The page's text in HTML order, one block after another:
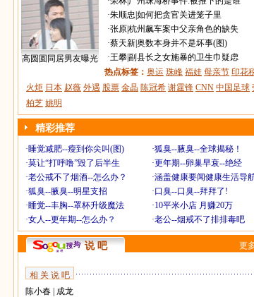
高圆圆同居男友曝光
·朱顺忠 如何把贪官关进笼子里
·张原|杭州飙车案中父亲角色的缺失
·蔡天新|奥数本身并不是坏事(图)
·王攀|副县长之女施暴的卫生巾疑虑
热点标签： 奥运 珠峰 福娃 母亲节 印花
火炬 日本 赵薇 外遇 股票 金晶 陈冠希 谢霆锋 CNN 中国足球
柏芝 姚明
精彩推荐
·睡觉减肥--瘦到你尖叫(图) ·狐臭--腋臭--全球揭秘！
·莫让“打呼噜”毁了后半生 ·更年期--卵巢早衰--绝经
·老公戒不了烟酒--怎么办？ ·涵盖健康要闻健康生活导
·狐臭--腋臭--明星支招 ·口臭--口臭--拜拜了!
·睡觉--丰胸--罩杯升级魔法 ·10平米小店 月赚20万
·女人--更年期--怎么办？ ·老公--烟戒不了排排毒吧
说 吧 更
相 关 说 吧
陈小春| 成龙